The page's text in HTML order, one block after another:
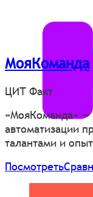
МояКоманда
ЦИТ Факт
«МояКоманда» —
автоматизации
талантами и
Посмотреть